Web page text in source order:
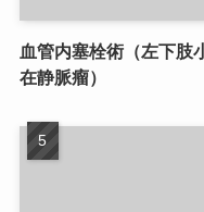
血管内塞栓術（左下肢
在静脈瘤）